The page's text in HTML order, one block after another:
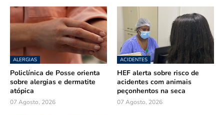
ALERGIAS
Policlínica de Posse orienta
sobre alergias e dermatite
atópica
07 Agosto, 2026
ACIDENTES
HEF alerta sobre risco de
acidentes com animais
peçonhentos na seca
07 Agosto, 2026